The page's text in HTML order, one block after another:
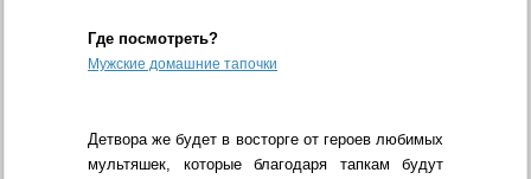
Где посмотреть?
Мужские домашние тапочки
Детвора же будет в восторге от героев любимых
мультяшек, которые благодаря тапкам будут